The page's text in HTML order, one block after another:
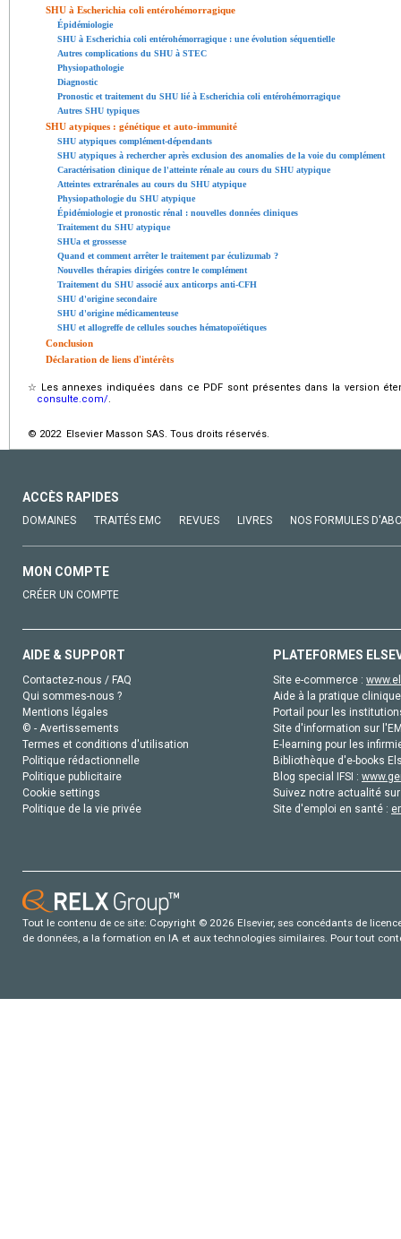
SHU à Escherichia coli entérohémorragique
Épidémiologie
SHU à Escherichia coli entérohémorragique : une évolution séquentielle
Autres complications du SHU à STEC
Physiopathologie
Diagnostic
Pronostic et traitement du SHU lié à Escherichia coli entérohémorragique
Autres SHU typiques
SHU atypiques : génétique et auto-immunité
SHU atypiques complément-dépendants
SHU atypiques à rechercher après exclusion des anomalies de la voie du complément
Caractérisation clinique de l'atteinte rénale au cours du SHU atypique
Atteintes extrarénales au cours du SHU atypique
Physiopathologie du SHU atypique
Épidémiologie et pronostic rénal : nouvelles données cliniques
Traitement du SHU atypique
SHUa et grossesse
Quand et comment arrêter le traitement par éculizumab ?
Nouvelles thérapies dirigées contre le complément
Traitement du SHU associé aux anticorps anti-CFH
SHU d'origine secondaire
SHU d'origine médicamenteuse
SHU et allogreffe de cellules souches hématopoïétiques
Conclusion
Déclaration de liens d'intérêts
☆ Les annexes indiquées dans ce PDF sont présentes dans la version
consulte.com/
© 2022 Elsevier Masson SAS. Tous droits réservés.
ACCÈS RAPIDES
DOMAINES TRAITÉS EMC REVUES LIVRES NOS FORMULES
MON COMPTE
CRÉER UN COMPTE
AIDE & SUPPORT
Contactez-nous / FAQ
Qui sommes-nous ?
Mentions légales
© - Avertissements
Termes et conditions d'utilisation
Politique rédactionnelle
Politique publicitaire
Cookie settings
Politique de la vie privée
PLATEFORMES
Site e-commerce :
Aide à la pratique
Portail pour les
Site d'information sur
E-learning pour les
Bibliothèque d'e-books
Blog special IFSI :
Suivez notre actualité
Site d'emploi en santé :
Tout le contenu de ce site: Copyright © 2026 Elsevier, ses concédants de
de données, a la formation en IA et aux technologies similaires. Pour tout